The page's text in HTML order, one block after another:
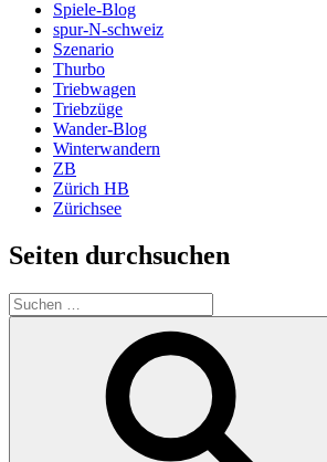
Spiele-Blog
spur-N-schweiz
Szenario
Thurbo
Triebwagen
Triebzüge
Wander-Blog
Winterwandern
ZB
Zürich HB
Zürichsee
Seiten durchsuchen
Suchen
nach: